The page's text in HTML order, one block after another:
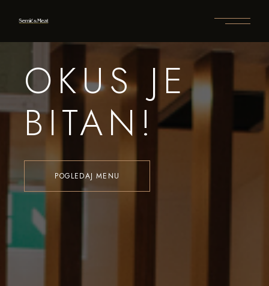
OKUS JE
BITAN!
POGLEDAJ MENU